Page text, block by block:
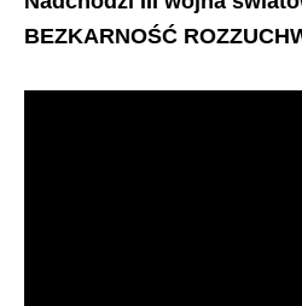
BEZKARNOŚĆ